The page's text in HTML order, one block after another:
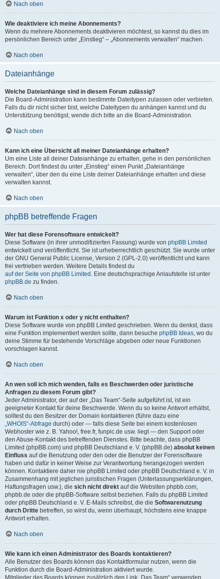
Nach oben
Wie deaktiviere ich meine Abonnements?
Wenn du mehrere Abonnements deaktivieren möchtest, so kannst du dies im
persönlichen Bereich unter „Einstieg“ – „Abonnements verwalten“ machen.
Nach oben
Dateianhänge
Welche Dateianhänge sind in diesem Forum zulässig?
Die Board-Administration kann bestimmte Dateitypen zulassen oder verbieten.
Falls du dir nicht sicher bist, welche Dateitypen du anhängen kannst und du
Unterstützung benötigst, wende dich bitte an die Board-Administration.
Nach oben
Kann ich eine Übersicht all meiner Dateianhänge erhalten?
Um eine Liste all deiner Dateianhänge zu erhalten, gehe in den persönlichen
Bereich. Dort findest du unter „Einstieg“ einen Punkt „Dateianhänge
verwalten“, über den du eine Liste deiner Dateianhänge erhalten und diese
verwalten kannst.
Nach oben
phpBB betreffende Fragen
Wer hat diese Forensoftware entwickelt?
Diese Software (in ihrer unmodifizierten Fassung) wurde von phpBB Limited
entwickelt und veröffentlicht. Sie ist urheberrechtlich geschützt. Sie wurde unter
der GNU General Public License, Version 2 (GPL-2.0) veröffentlicht und kann
frei vertrieben werden. Weitere Details findest du
auf der Seite von phpBB Limited . Eine deutschsprachige Anlaufstelle ist unter
phpBB.de zu finden.
Nach oben
Warum ist Funktion x oder y nicht enthalten?
Diese Software wurde von phpBB Limited geschrieben. Wenn du denkst, dass
eine Funktion implementiert werden sollte, dann besuche phpBB Ideas, wo du
deine Stimme für bestehende Vorschläge abgeben oder neue Funktionen
vorschlagen kannst.
Nach oben
An wen soll ich mich wenden, falls es Beschwerden oder juristische
Anfragen zu diesem Forum gibt?
Jeder Administrator, der auf der „Das Team“-Seite aufgeführt ist, ist ein
geeigneter Kontakt für deine Beschwerde. Wenn du so keine Antwort erhältst,
solltest du den Besitzer der Domain kontaktieren (führe dazu eine
„WHOIS“-Abfrage durch) oder — falls diese Seite bei einem kostenlosen
Webhoster wie z. B. Yahoo!, free.fr, funpic.de usw. liegt — den Support oder
den Abuse-Kontakt des betreffenden Dienstes. Bitte beachte, dass phpBB
Limited (phpBB.com) und phpBB Deutschland e. V. (phpBB.de) absolut keinen
Einfluss auf die Benutzung oder den oder die Benutzer der Forensoftware
haben und dafür in keiner Weise zur Verantwortung herangezogen werden
können. Kontaktiere daher nie phpBB Limited oder phpBB Deutschland e. V. in
Zusammenhang mit jeglichen juristischen Fragen (Unterlassungserklärungen,
Haftungsfragen usw.), die sich nicht direkt auf die Websiten phpbb.com,
phpbb.de oder die phpBB-Software selbst beziehen. Falls du phpBB Limited
oder phpBB Deutschland e. V. E-Mails schreibst, die die Softwarenutzung
durch Dritte betreffen, so wirst du, wenn überhaupt, höchstens eine knappe
Antwort erhalten.
Nach oben
Wie kann ich einen Administrator des Boards kontaktieren?
Alle Benutzer des Boards können das Kontaktformular nutzen, wenn die
Funktion durch die Board-Administration aktiviert wurde.
Mitglieder des Boards können zusätzlich den Link „Das Team“ verwenden.